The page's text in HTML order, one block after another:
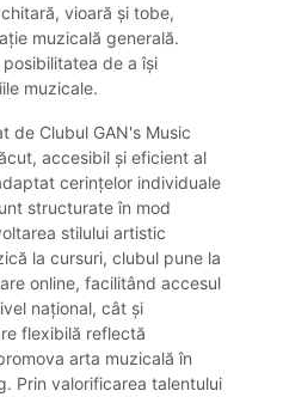
vioară și tobe,
muzicală generală.
de a își
muzicale.
de Clubul GAN's Music
accesibil și eficient al
cerințelor individuale
structurate în mod
stilului artistic
la cursuri, clubul pune la
online, facilitând accesul
național, cât și
flexibilă reflectă
arta muzicală în
Prin valorificarea talentului